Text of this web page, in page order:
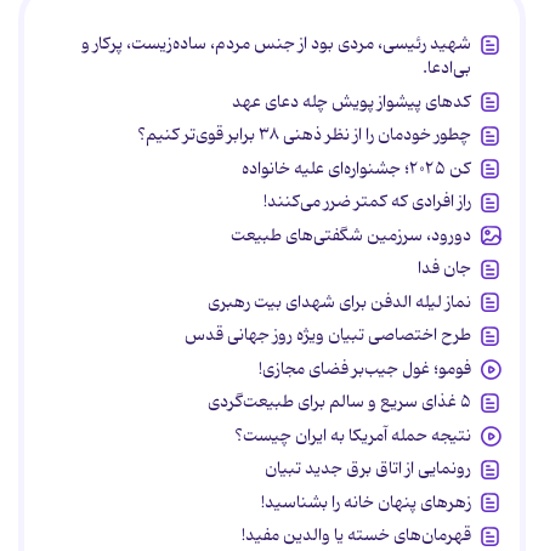
شهید رئیسی، مردی بود از جنس مردم، ساده‌زیست، پرکار و
بی‌ادعا.
کدهای پیشواز پویش چله دعای عهد
چطور خودمان را از نظر ذهنی ۳۸ برابر قوی‌تر کنیم؟
کن ۲۰۲۵؛ جشنواره‌ای علیه خانواده
راز افرادی که کمتر ضرر می‌کنند!
دورود، سرزمین شگفتی‌های طبیعت
جان فدا
نماز لیله الدفن برای شهدای بیت رهبری
طرح اختصاصی تبیان ویژه روز جهانی قدس
فومو؛ غول جیب‌بر فضای مجازی!
۵ غذای سریع و سالم برای طبیعت‌گردی
نتیجه حمله آمریکا به ایران چیست؟
رونمایی از اتاق برق جدید تبیان
زهرهای پنهان خانه را بشناسید!
قهرمان‌های خسته یا والدین مفید!